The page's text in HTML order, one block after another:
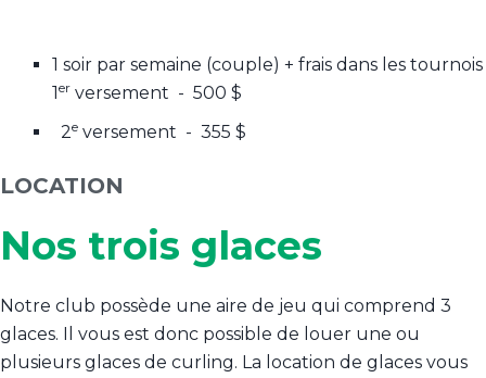
1 soir par semaine (couple) + frais dans les tournois
1er versement - 500 $
2e versement - 355 $
LOCATION
Nos trois glaces
Notre club possède une aire de jeu qui comprend 3
glaces. Il vous est donc possible de louer une ou
plusieurs glaces de curling. La location de glaces vous